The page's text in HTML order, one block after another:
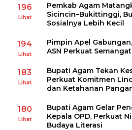
196
Lihat
Pemkab Agam
Sicincin–Bukittinggi,
Sosialnya Lebih Kecil
194
Lihat
Pimpin Apel
ASN Perkuat
183
Lihat
Bupati Agam Tekan
Perkuat Komitmen
dan Ketahanan
180
Lihat
Bupati Agam Gelar
Kepala OPD, Perkuat
Budaya Literasi